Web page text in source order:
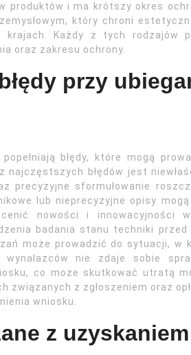
produktów i ma krótszy okres
który chroni
Każdy z tych rodzajów
oraz zakresu ochrony.
przy
błędy, które mogą
najczęstszych błędów jest
precyzyjne sformułowanie
lub nieprecyzyjne opisy
nowości i innowacyjności
badania stanu techniki przed
może prowadzić do sytuacji, w
wynalazców nie zdaje sobie
co może skutkować utratą
z zgłoszeniem oraz
wniosku.
z